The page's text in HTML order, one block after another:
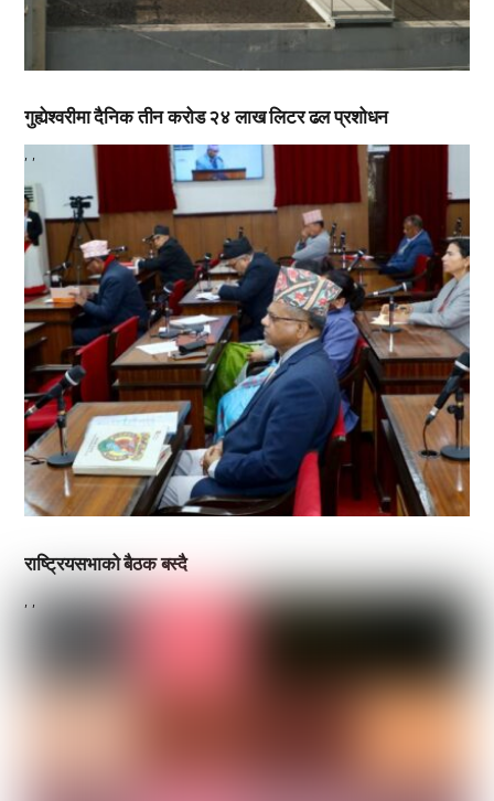
गुह्येश्वरीमा दैनिक तीन करोड २४ लाख लिटर ढल प्रशोधन
राष्ट्रियसभाको बैठक बस्दै
, ,